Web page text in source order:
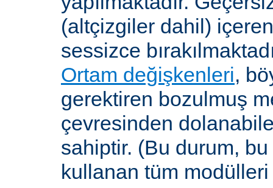
(altçizgiler dahil)
sessizce
Ortam değişkenleri,
gerektiren bozulmuş
çevresinden
sahiptir. (Bu durum,
kullanan tüm